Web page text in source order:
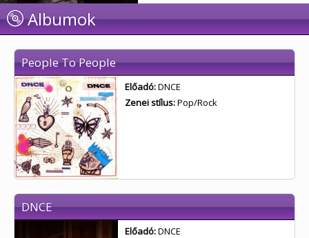
Albumok
People To People
Előadó:DNCE
Zenei stílus:Pop/Rock
DNCE
Előadó:DNCE